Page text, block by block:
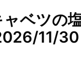
ャベツの
11/30